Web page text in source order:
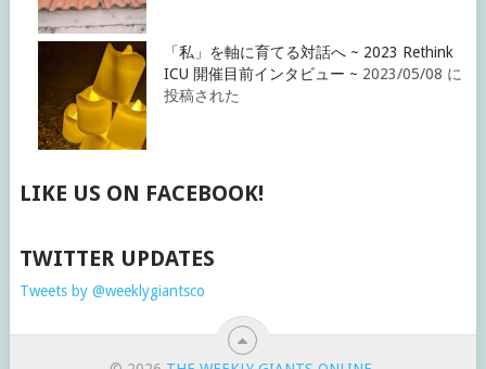
「私」を軸に育てる対話へ ~ 2023 Rethink
ICU 開催目前インタビュー ~ 2023/05/08 に
投稿された
LIKE US ON FACEBOOK!
TWITTER UPDATES
Tweets by @weeklygiantsco